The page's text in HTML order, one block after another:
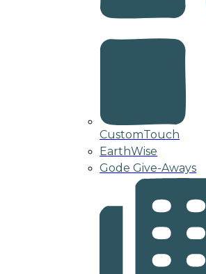
CustomTouch
EarthWise
Gode Give-Aways